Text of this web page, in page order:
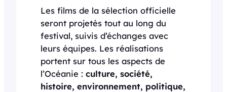
Les films de la sélection officielle
seront projetés tout au long du
festival, suivis d’échanges avec
leurs équipes. Les réalisations
portent sur tous les aspects de
l’Océanie : culture, société,
histoire, environnement, politique,